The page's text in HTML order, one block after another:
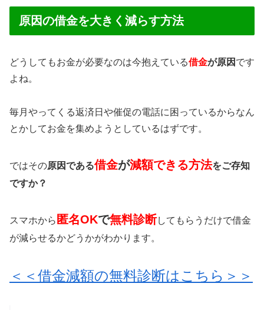
原因の借金を大きく減らす方法
どうしてもお金が必要なのは今抱えている借金が原因 です
よね。
毎月やってくる返済日や催促の電話に困っているからなん
とかしてお金を集めようとしているはずです。
ではその原因である借金が減額できる方法をご存知
ですか？
スマホから 匿名OKで無料診断してもらうだけで借金
が減らせるかどうかがわかります。
＜＜借金減額の無料診断はこちら＞＞